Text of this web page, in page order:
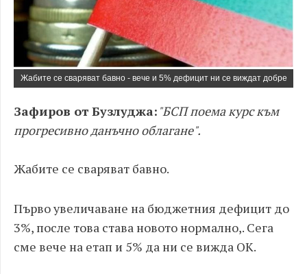
Жабите се сваряват бавно - вече и 5% дефицит ни се виждат добре
Зафиров от Бузлуджа: "БСП поема курс към
прогресивно данъчно облагане".
Жабите се сваряват бавно.
Първо увеличаване на бюджетния дефицит до
3%, после това става новото нормално,. Сега
сме вече на етап и 5% да ни се вижда ОК.